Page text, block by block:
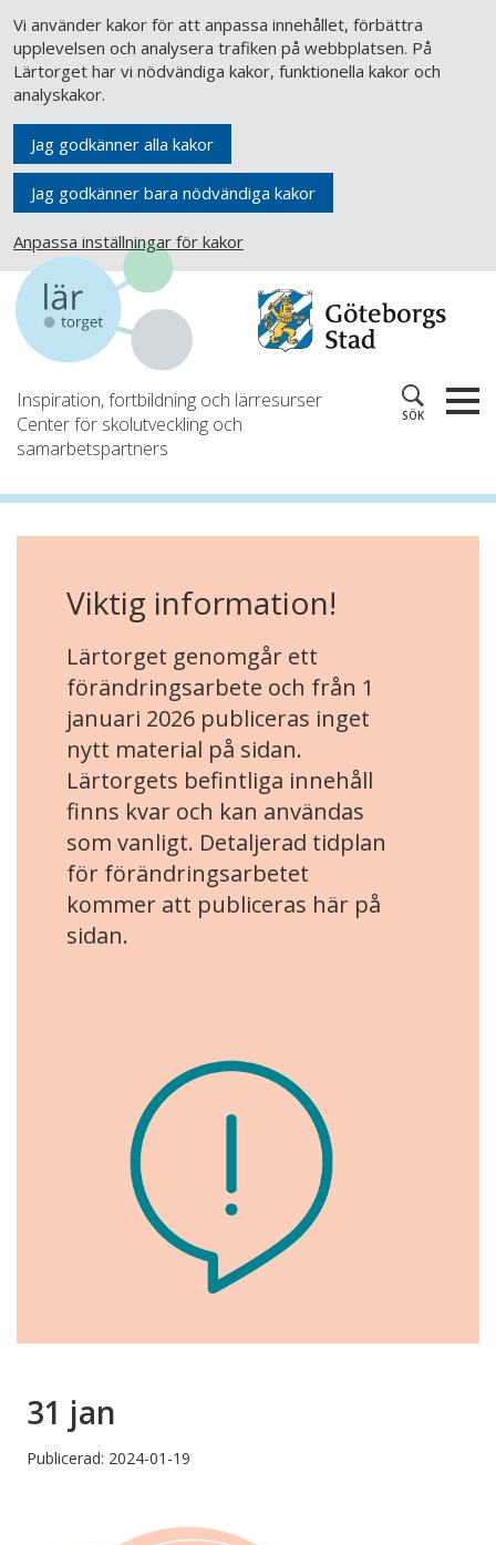
Vi använder kakor för att anpassa innehållet, förbättra
upplevelsen och analysera trafiken på webbplatsen. På
Lärtorget har vi nödvändiga kakor, funktionella kakor och
analyskakor.
Jag godkänner alla kakor
Jag godkänner bara nödvändiga kakor
Anpassa inställningar för kakor
Inspiration, fortbildning och lärresurser
Center för skolutveckling och
samarbetspartners
SÖK
Viktig information!
Lärtorget genomgår ett
förändringsarbete och från 1
januari 2026 publiceras inget
nytt material på sidan.
Lärtorgets befintliga innehåll
finns kvar och kan användas
som vanligt. Detaljerad tidplan
för förändringsarbetet
kommer att publiceras här på
sidan.
31 jan
Publicerad: 2024-01-19